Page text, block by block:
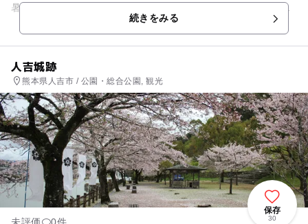
暑地としてとても人気があり、夏になると涼みに訪れる家族連
続きをみる
人吉城跡
熊本県人吉市 / 公園・総合公園, 観光
保存
30